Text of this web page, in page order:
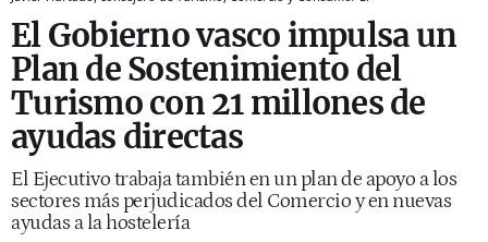
El Gobierno vasco impulsa un
Plan de Sostenimiento del
Turismo con 21 millones de
ayudas directas
El Ejecutivo trabaja también en un plan de apoyo a los
sectores más perjudicados del Comercio y en nuevas
ayudas a la hostelería